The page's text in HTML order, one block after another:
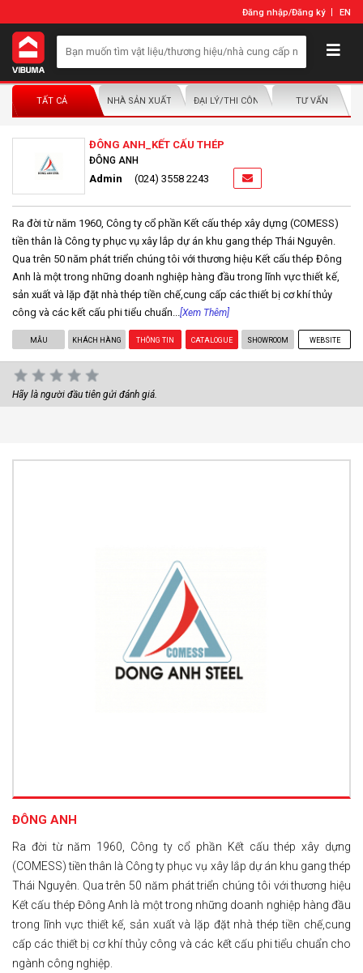
Đăng nhập/Đăng ký EN
TẤT CẢ NHÀ SẢN XUẤT/NHÀ PHÂN PHỐIĐẠI LÝ/THI CÔNG LẮP ĐẶTTƯ VẤN
ĐÔNG ANH_KẾT CẤU THÉP
ĐÔNG ANH
Admin (024) 3558 2243
Ra đời từ năm 1960, Công ty cổ phần Kết cấu thép xây dựng (COMESS)
tiền thân là Công ty phục vụ xây lắp dự án khu gang thép Thái Nguyên.
Qua trên 50 năm phát triển chúng tôi với thương hiệu Kết cấu thép Đông
Anh là một trong những doanh nghiệp hàng đầu trong lĩnh vực thiết kế,
sản xuất và lặp đặt nhà thép tiền chế,cung cấp các thiết bị cơ khí thủy
công và các kết cấu phi tiểu chuẩn... [Xem Thêm]
MẪU KHÁCH HÀNG THÔNG TIN CATALOGUE SHOWROOM WEBSITE
Hãy là người đầu tiên gửi đánh giá.
ĐÔNG ANH
Ra đời từ năm 1960, Công ty cổ phần Kết cấu thép xây dựng
(COMESS) tiền thân là Công ty phục vụ xây lắp dự án khu gang thép
Thái Nguyên. Qua trên 50 năm phát triển chúng tôi với thương hiệu
Kết cấu thép Đông Anh là một trong những doanh nghiệp hàng đầu
trong lĩnh vực thiết kế, sản xuất và lặp đặt nhà thép tiền chế,cung
cấp các thiết bị cơ khí thủy công và các kết cấu phi tiểu chuẩn cho
ngành công nghiệp.